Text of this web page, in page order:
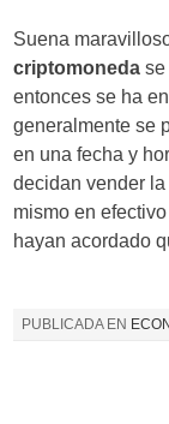
Suena
criptomoneda se
entonces se ha
generalmente se
en una fecha y
decidan vender
mismo en
hayan acordado
PUBLICADA EN